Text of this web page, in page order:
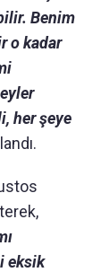
Benim
o kadar
her şeye
eksik